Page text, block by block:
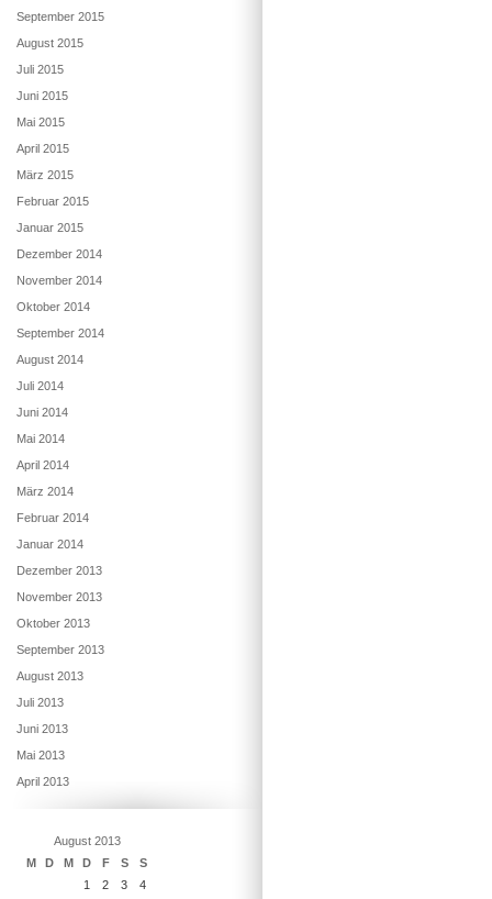
September 2015
August 2015
Juli 2015
Juni 2015
Mai 2015
April 2015
März 2015
Februar 2015
Januar 2015
Dezember 2014
November 2014
Oktober 2014
September 2014
August 2014
Juli 2014
Juni 2014
Mai 2014
April 2014
März 2014
Februar 2014
Januar 2014
Dezember 2013
November 2013
Oktober 2013
September 2013
August 2013
Juli 2013
Juni 2013
Mai 2013
April 2013
August 2013
M
D M D F S
S
1
2 3
4